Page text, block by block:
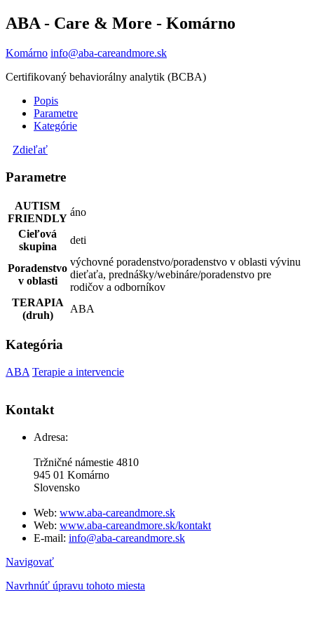
ABA - Care & More - Komárno
Komárno info@aba-careandmore.sk
Certifikovaný behaviorálny analytik (BCBA)
Popis
Parametre
Kategórie
Zdieľať
Parametre
AUTISM
FRIENDLY
áno
Cieľová
skupina
deti
Poradenstvo
v oblasti
výchovné poradenstvo/poradenstvo v oblasti vývinu
dieťaťa, prednášky/webináre/poradenstvo pre
rodičov a odborníkov
TERAPIA
(druh)
ABA
Kategória
ABA Terapie a intervencie
Kontakt
Adresa:
Tržničné námestie 4810
945 01 Komárno
Slovensko
Web: www.aba-careandmore.sk
Web: www.aba-careandmore.sk/kontakt
E-mail: info@aba-careandmore.sk
Navigovať
Navrhnúť úpravu tohoto miesta